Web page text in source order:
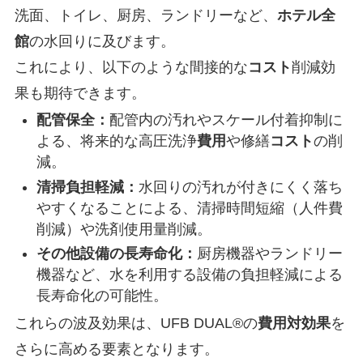
洗面、トイレ、厨房、ランドリーなど、 ホテル全
館の水回りに及びます。
これにより、以下のような間接的なコスト削減効
果も期待できます。
配管保全： 配管内の汚れやスケール付着抑制に
よる、将来的な高圧洗浄費用や修繕コストの削
減。
清掃負担軽減： 水回りの汚れが付きにくく落ち
やすくなることによる、清掃時間短縮（人件費
削減）や洗剤使用量削減。
その他設備の長寿命化： 厨房機器やランドリー
機器など、水を利用する設備の負担軽減による
長寿命化の可能性。
これらの波及効果は、UFB DUAL®の費用対効果を
さらに高める要素となります。